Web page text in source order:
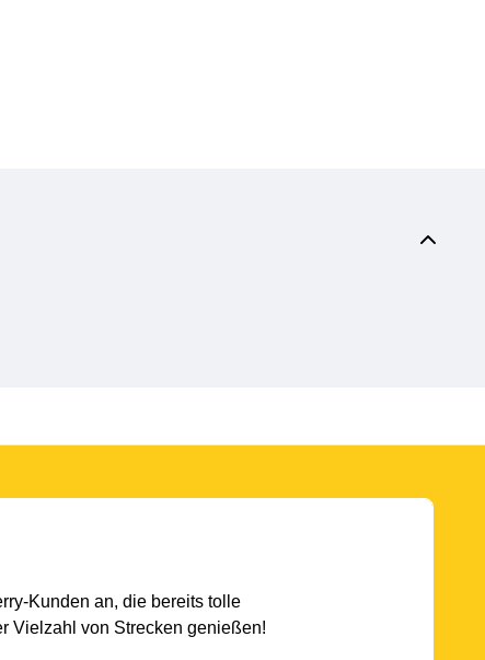
Kunden an, die bereits tolle
Vielzahl von Strecken genießen!